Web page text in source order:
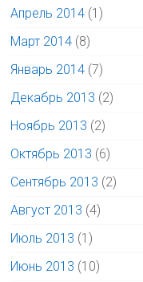
Апрель 2014 (1)
Март 2014 (8)
Январь 2014 (7)
Декабрь 2013 (2)
Ноябрь 2013 (2)
Октябрь 2013 (6)
Сентябрь 2013 (2)
Август 2013 (4)
Июль 2013 (1)
Июнь 2013 (10)